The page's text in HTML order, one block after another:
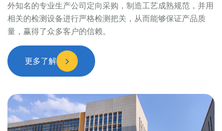
外知名的专业生产公司定向采购，制造工艺成熟规范，并用
相关的检测设备进行严格检测把关，从而能够保证产品质
量，赢得了众多客户的信赖。
更多了解